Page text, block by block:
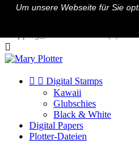
Kontakt

  Digital Stamps
Kawaii
Glubschies
Black & White
Digital Papers
Plotter-Dateien
Um unsere Webseite für Sie